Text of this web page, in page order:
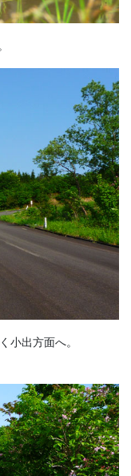
小出方面へ。